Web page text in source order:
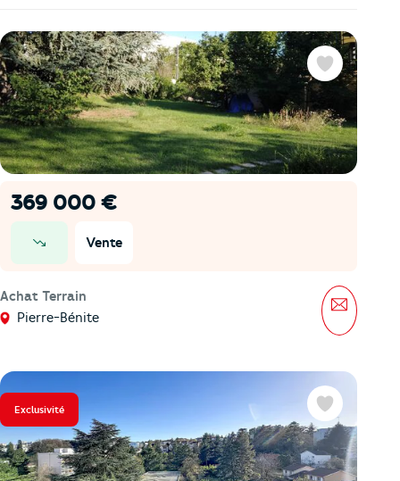
369 000 €
Vente
Achat Terrain
Pierre-Bénite
Favoris
Message
Exclusivité Favoris